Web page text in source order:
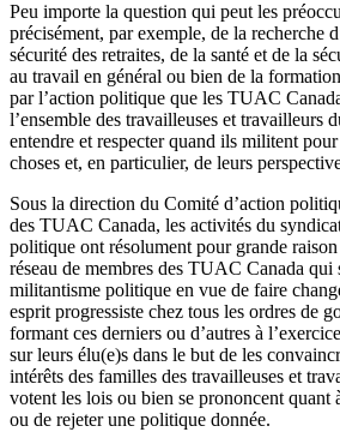
Peu importe la question qui peut les
précisément, par exemple, de la recherche
sécurité des retraites, de la santé et de la
au travail en général ou bien de la
par l’action politique que les TUAC
l’ensemble des travailleuses et travailleurs
entendre et respecter quand ils militent
choses et, en particulier, de leurs
Sous la direction du Comité d’action
des TUAC Canada, les activités du
politique ont résolument pour grande
réseau de membres des TUAC Canada qui
militantisme politique en vue de faire
esprit progressiste chez tous les ordres de
formant ces derniers ou d’autres à
sur leurs élu(e)s dans le but de les
intérêts des familles des travailleuses et
votent les lois ou bien se prononcent quant
ou de rejeter une politique donnée.